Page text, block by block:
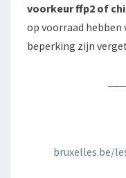
voorkeur ffp2 of
op voorraad hebben
beperking zijn
bruxelles.be/